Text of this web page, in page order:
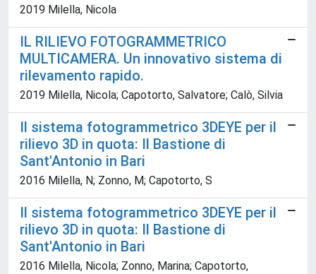
2019 Milella, Nicola
IL RILIEVO FOTOGRAMMETRICO
MULTICAMERA. Un innovativo sistema di
rilevamento rapido.
2019 Milella, Nicola; Capotorto, Salvatore; Calò, Silvia
Il sistema fotogrammetrico 3DEYE per il
rilievo 3D in quota: Il Bastione di
Sant'Antonio in Bari
2016 Milella, N; Zonno, M; Capotorto, S
Il sistema fotogrammetrico 3DEYE per il
rilievo 3D in quota: Il Bastione di
Sant'Antonio in Bari
2016 Milella, Nicola; Zonno, Marina; Capotorto,